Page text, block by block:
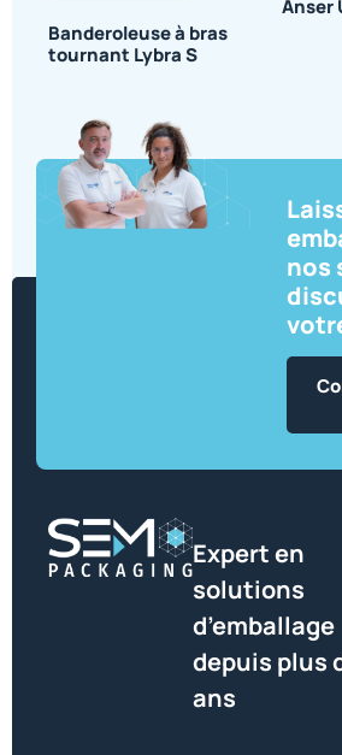
Banderoleuse à bras
tournant Lybra S
Anser
nos
Expert en
solutions
d’emballage
depuis plus
ans